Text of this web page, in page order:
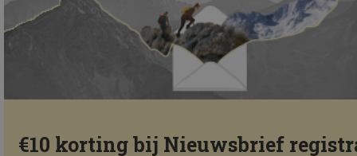
€10 korting bij Nieuwsbrief